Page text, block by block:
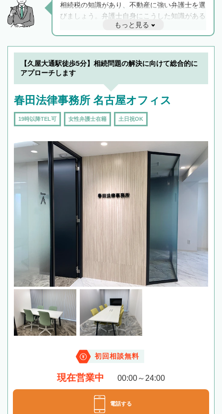
相続税の知識があり、不動産に強い弁護士を選
びましょう。弁護士自身にこうした知識がある
と他士業との連携もスムーズに進み、トラブル
解決のみならず相続をトータルで任せることが
できます。また、相続は感情がからむ分野なの
でフィーリングも重要です。実際に電話や面談
で複数の弁護士と会話をしてウマが合う方に依
もっと見る
【久屋大通駅徒歩5分】相続問題の解決に向けて総合的に
アプローチします
春田法律事務所 名古屋オフィス
19時以降TEL可 女性弁護士在籍 土日祝OK
初回相談無料
現在営業中 00:00～24:00
電話する